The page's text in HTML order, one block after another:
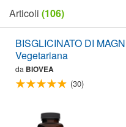
Articoli (106)
BISGLICINATO DI
Vegetariana
da BIOVEA
(30)